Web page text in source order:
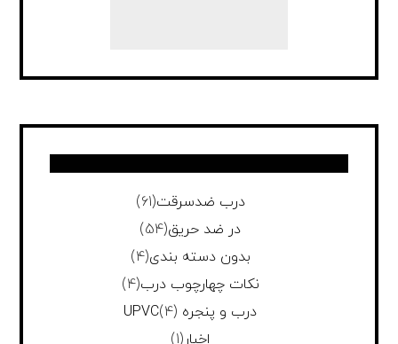
درب ضدسرقت(61)
در ضد حریق(54)
بدون دسته بندی(4)
نکات چهارچوب درب(4)
درب و پنجره UPVC (4)
اخبار (1)